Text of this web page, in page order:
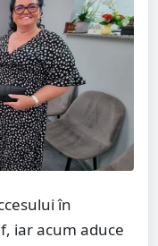
în
iar acum aduce